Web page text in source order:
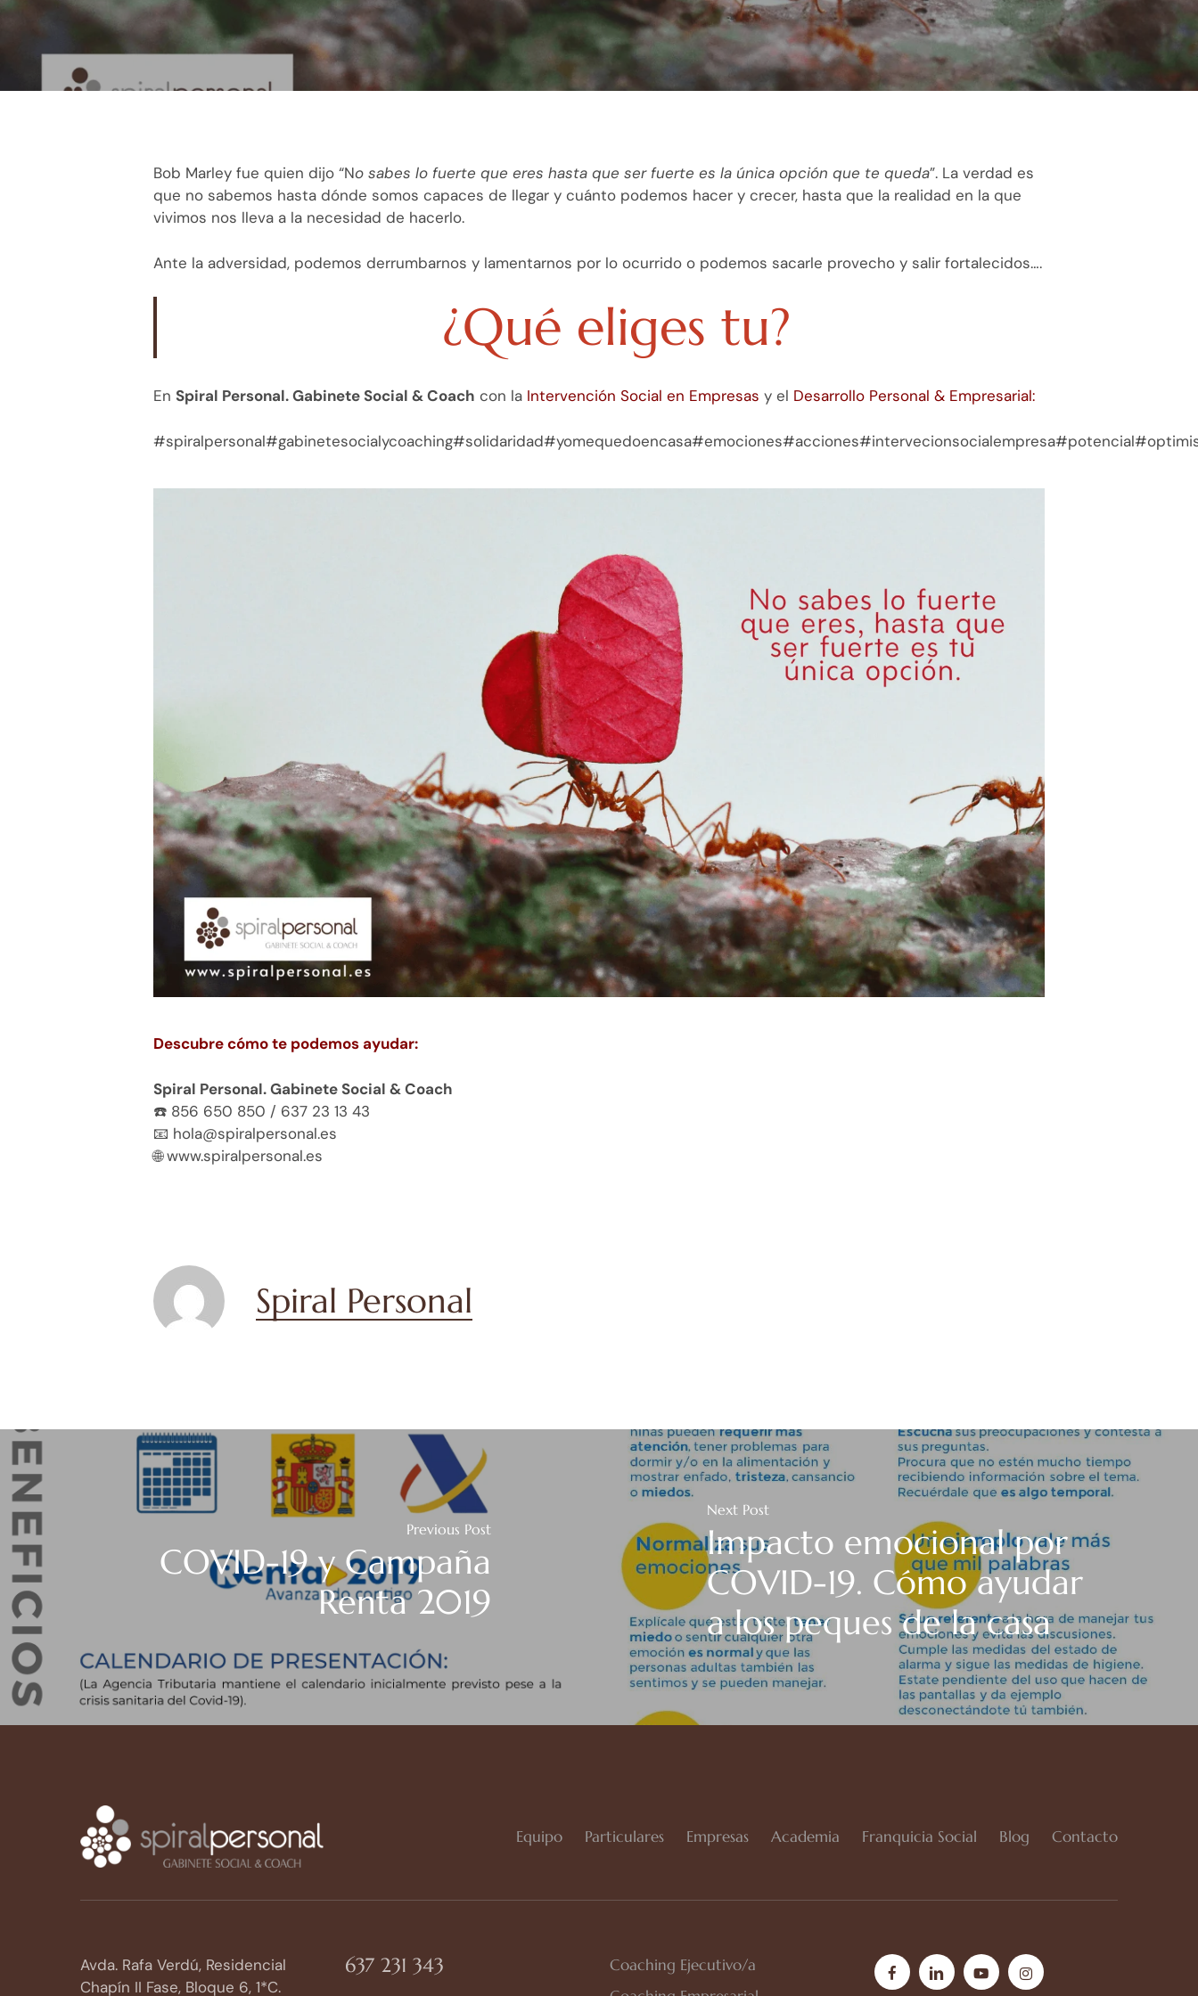
Bob Marley fue quien dijo “No sabes lo fuerte que eres hasta que ser fuerte es la única opción que te queda”. La verdad es
que no sabemos hasta dónde somos capaces de llegar y cuánto podemos hacer y crecer, hasta que la realidad en la que
vivimos nos lleva a la necesidad de hacerlo.
Ante la adversidad, podemos derrumbarnos y lamentarnos por lo ocurrido o podemos sacarle provecho y salir fortalecidos….
¿Qué eliges tu?
En Spiral Personal. Gabinete Social & Coach con la Intervención Social en Empresas y el Desarrollo Personal & Empresarial:
Descubre cómo te podemos ayudar:
Spiral Personal. Gabinete Social & Coach
☎️ 856 650 850 / 637 23 13 43
📧 hola@spiralpersonal.es
🌐 www.spiralpersonal.es
Spiral Personal
Previous Post
COVID-19 y Campaña
Renta 2019
Next Post
Impacto emocional por
COVID-19. Cómo ayudar
a los peques de la casa
Equipo Particulares Empresas Academia Franquicia Social Blog Contacto
Avda. Rafa Verdú, Residencial
Chapín II Fase, Bloque 6, 1*C.
637 231 343
Coaching Ejecutivo/a
facebooklinkedinyoutubeinstagram